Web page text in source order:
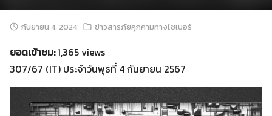
กันยายน 4, 2024 ข่าวสารภัยคุกคามทางไซเบอร์
ยอดเข้าชม:1,365 views
307/67 (IT) ประจำวันพุธที่ 4 กันยายน 2567